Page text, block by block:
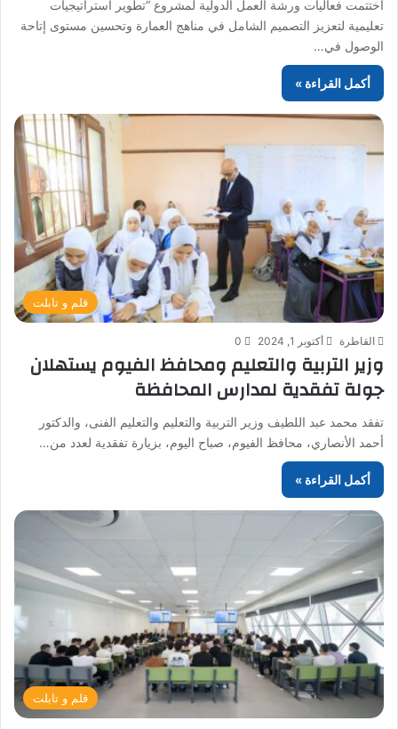
اختتمت فعاليات ورشة العمل الدولية لمشروع “تطوير استراتيجيات
تعليمية لتعزيز التصميم الشامل في مناهج العمارة وتحسين مستوى إتاحة
الوصول في…
أكمل القراءة »
قلم و تابلت
القاطرة أكتوبر 1, 2024 0
وزير التربية والتعليم ومحافظ الفيوم يستهلان
جولة تفقدية لمدارس المحافظة
تفقد محمد عبد اللطيف وزير التربية والتعليم والتعليم الفنى، والدكتور
أحمد الأنصاري، محافظ الفيوم، صباح اليوم، بزيارة تفقدية لعدد من…
أكمل القراءة »
قلم و تابلت